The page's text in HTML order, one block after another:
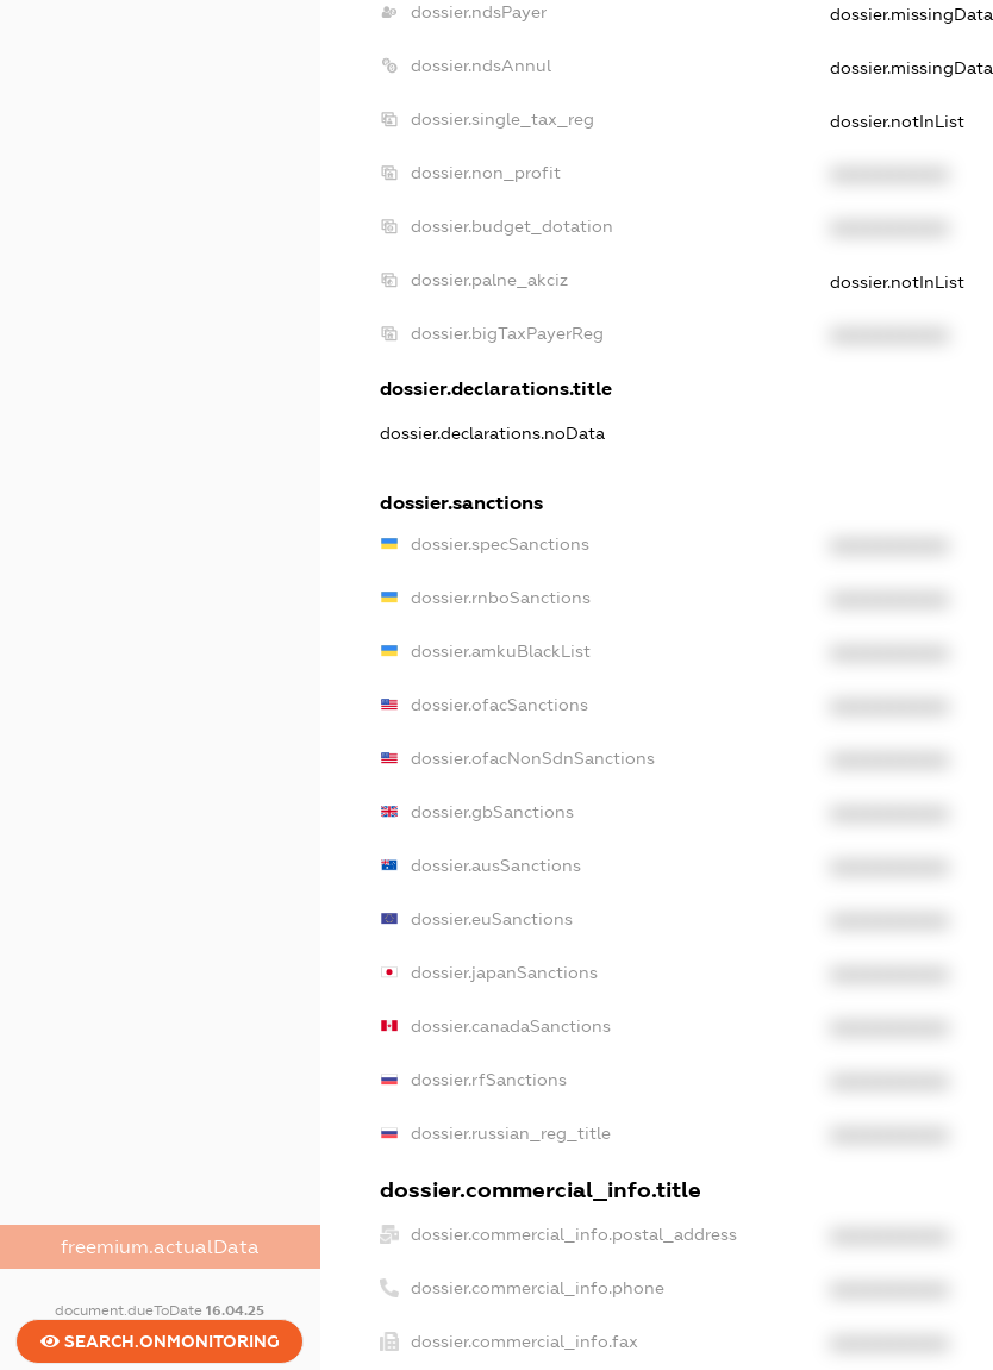
freemium.actualData
document.dueToDate16.04.25
SEARCH.ONMONITORING
dossier.ndsPayer dossier.missingData
dossier.ndsAnnul dossier.missingData
dossier.single_tax_reg dossier.notInList
dossier.non_profit
dossier.budget_dotation
dossier.palne_akciz dossier.notInList
dossier.bigTaxPayerReg
dossier.declarations.title
dossier.declarations.noData
dossier.sanctions
dossier.specSanctions
dossier.rnboSanctions
dossier.amkuBlackList
dossier.ofacSanctions
dossier.ofacNonSdnSanctions
dossier.gbSanctions
dossier.ausSanctions
dossier.euSanctions
dossier.japanSanctions
dossier.canadaSanctions
dossier.rfSanctions
dossier.russian_reg_title
dossier.commercial_info.title
dossier.commercial_info.postal_address
dossier.commercial_info.phone
dossier.commercial_info.fax